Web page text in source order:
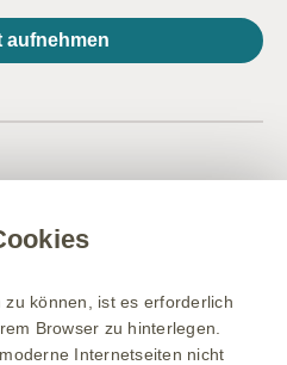
aufnehmen
zu können, ist es erforderlich
Browser zu hinterlegen.
Internetseiten nicht